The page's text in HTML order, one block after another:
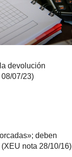
devolución
07/23)
deben
nota 28/10/16)